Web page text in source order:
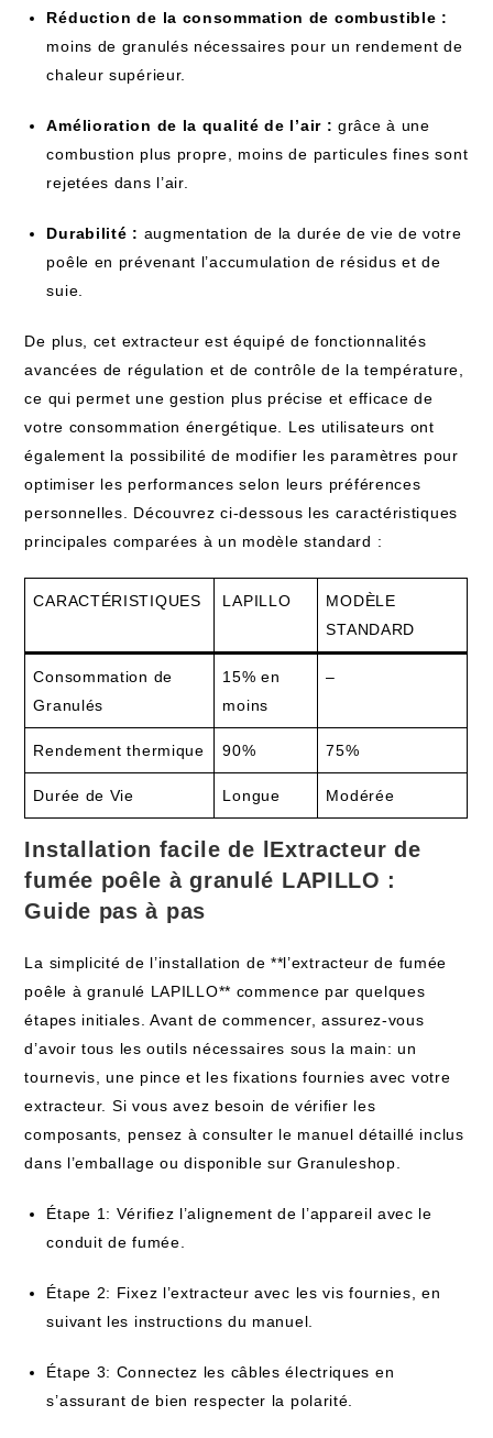
Réduction de la consommation de combustible :
moins de granulés nécessaires pour un rendement de
chaleur supérieur.
Amélioration de la qualité de l’air : grâce à une
combustion plus propre, moins de particules fines sont
rejetées dans l’air.
Durabilité : augmentation de la durée de vie de votre
poêle en prévenant l’accumulation de résidus et de
suie.
De plus, cet extracteur est équipé de fonctionnalités
avancées de régulation et de contrôle de la température,
ce qui permet une gestion plus précise et efficace de
votre consommation énergétique. Les utilisateurs ont
également la possibilité de modifier les paramètres pour
optimiser les performances selon leurs préférences
personnelles. Découvrez ci-dessous les caractéristiques
principales comparées à un modèle standard :
CARACTÉRISTIQUES LAPILLO
MODÈLE
STANDARD
Consommation de
Granulés
15% en
moins
–
Rendement thermique 90% 75%
Durée de Vie Longue Modérée
Installation facile de lExtracteur de
fumée poêle à granulé LAPILLO :
Guide pas à pas
La simplicité de l’installation de **l’extracteur de fumée
poêle à granulé LAPILLO** commence par quelques
étapes initiales. Avant de commencer, assurez-vous
d’avoir tous les outils nécessaires sous la main: un
tournevis, une pince et les fixations fournies avec votre
extracteur. Si vous avez besoin de vérifier les
composants, pensez à consulter le manuel détaillé inclus
dans l’emballage ou disponible sur Granuleshop.
Étape 1: Vérifiez l’alignement de l’appareil avec le
conduit de fumée.
Étape 2: Fixez l’extracteur avec les vis fournies, en
suivant les instructions du manuel.
Étape 3: Connectez les câbles électriques en
s’assurant de bien respecter la polarité.